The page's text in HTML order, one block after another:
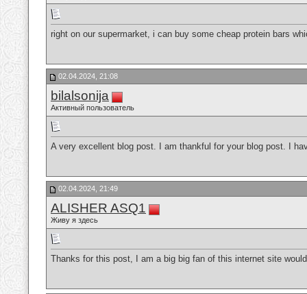
right on our supermarket, i can buy some cheap protein bars
02.04.2024, 21:08
bilalsonija
Активный пользователь
A very excellent blog post. I am thankful for your blog post. I
02.04.2024, 21:49
ALISHER ASQ1
Живу я здесь
Thanks for this post, I am a big big fan of this internet site